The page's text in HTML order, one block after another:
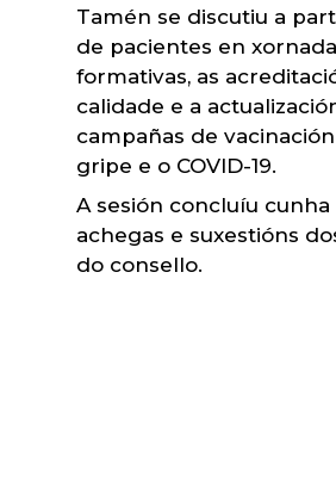
Tamén se discutiu a
de pacientes en
formativas, as
calidade e a
campañas de
gripe e o COVID-19.
A sesión concluíu
achegas e suxestións
do consello.